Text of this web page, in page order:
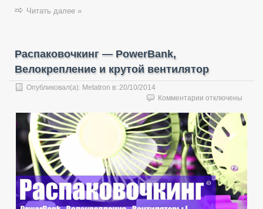
Читать далее »
Распаковочкинг — PowerBank,
Велокрепление и крутой вентилятор
Опубликовал(а): Metatron в: 20/10/2014
Комментарии к
Распаковочкинг
—
PowerBank,
Велокрепление
и
крутой
вентилятор
отключены